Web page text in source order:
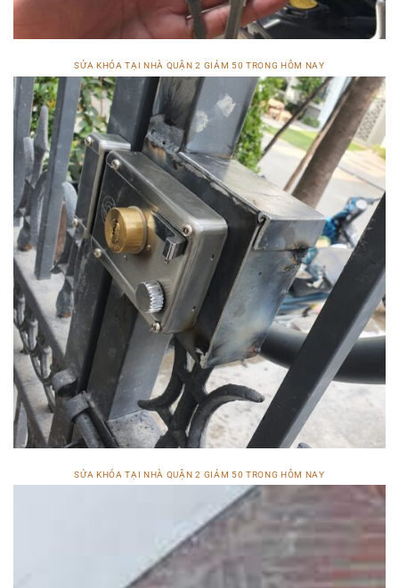
SỬA KHÓA TẠI NHÀ QUẬN 2 GIẢM 50 TRONG HÔM NAY
SỬA KHÓA TẠI NHÀ QUẬN 2 GIẢM 50 TRONG HÔM NAY